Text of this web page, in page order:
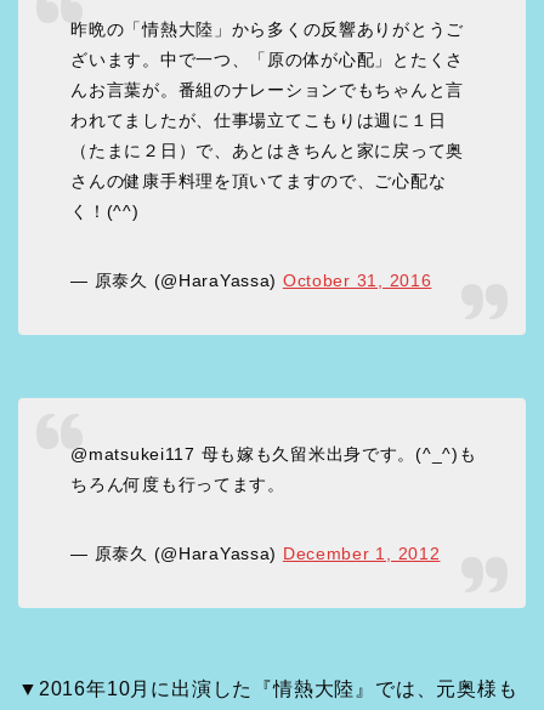
昨晩の「情熱大陸」から多くの反響ありがとうご
ざいます。中で一つ、「原の体が心配」とたくさ
んお言葉が。番組のナレーションでもちゃんと言
われてましたが、仕事場立てこもりは週に１日
（たまに２日）で、あとはきちんと家に戻って奥
さんの健康手料理を頂いてますので、ご心配な
く！(^^)
— 原泰久 (@HaraYassa) October 31, 2016
@matsukei117 母も嫁も久留米出身です。(^_^)も
ちろん何度も行ってます。
— 原泰久 (@HaraYassa) December 1, 2012
▼2016年10月に出演した『情熱大陸』では、元奥様も